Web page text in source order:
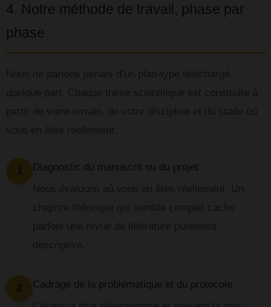
4. Notre méthode de travail, phase par
phase
1
Diagnostic du manuscrit ou du projet
2
Cadrage de la problématique et du protocole